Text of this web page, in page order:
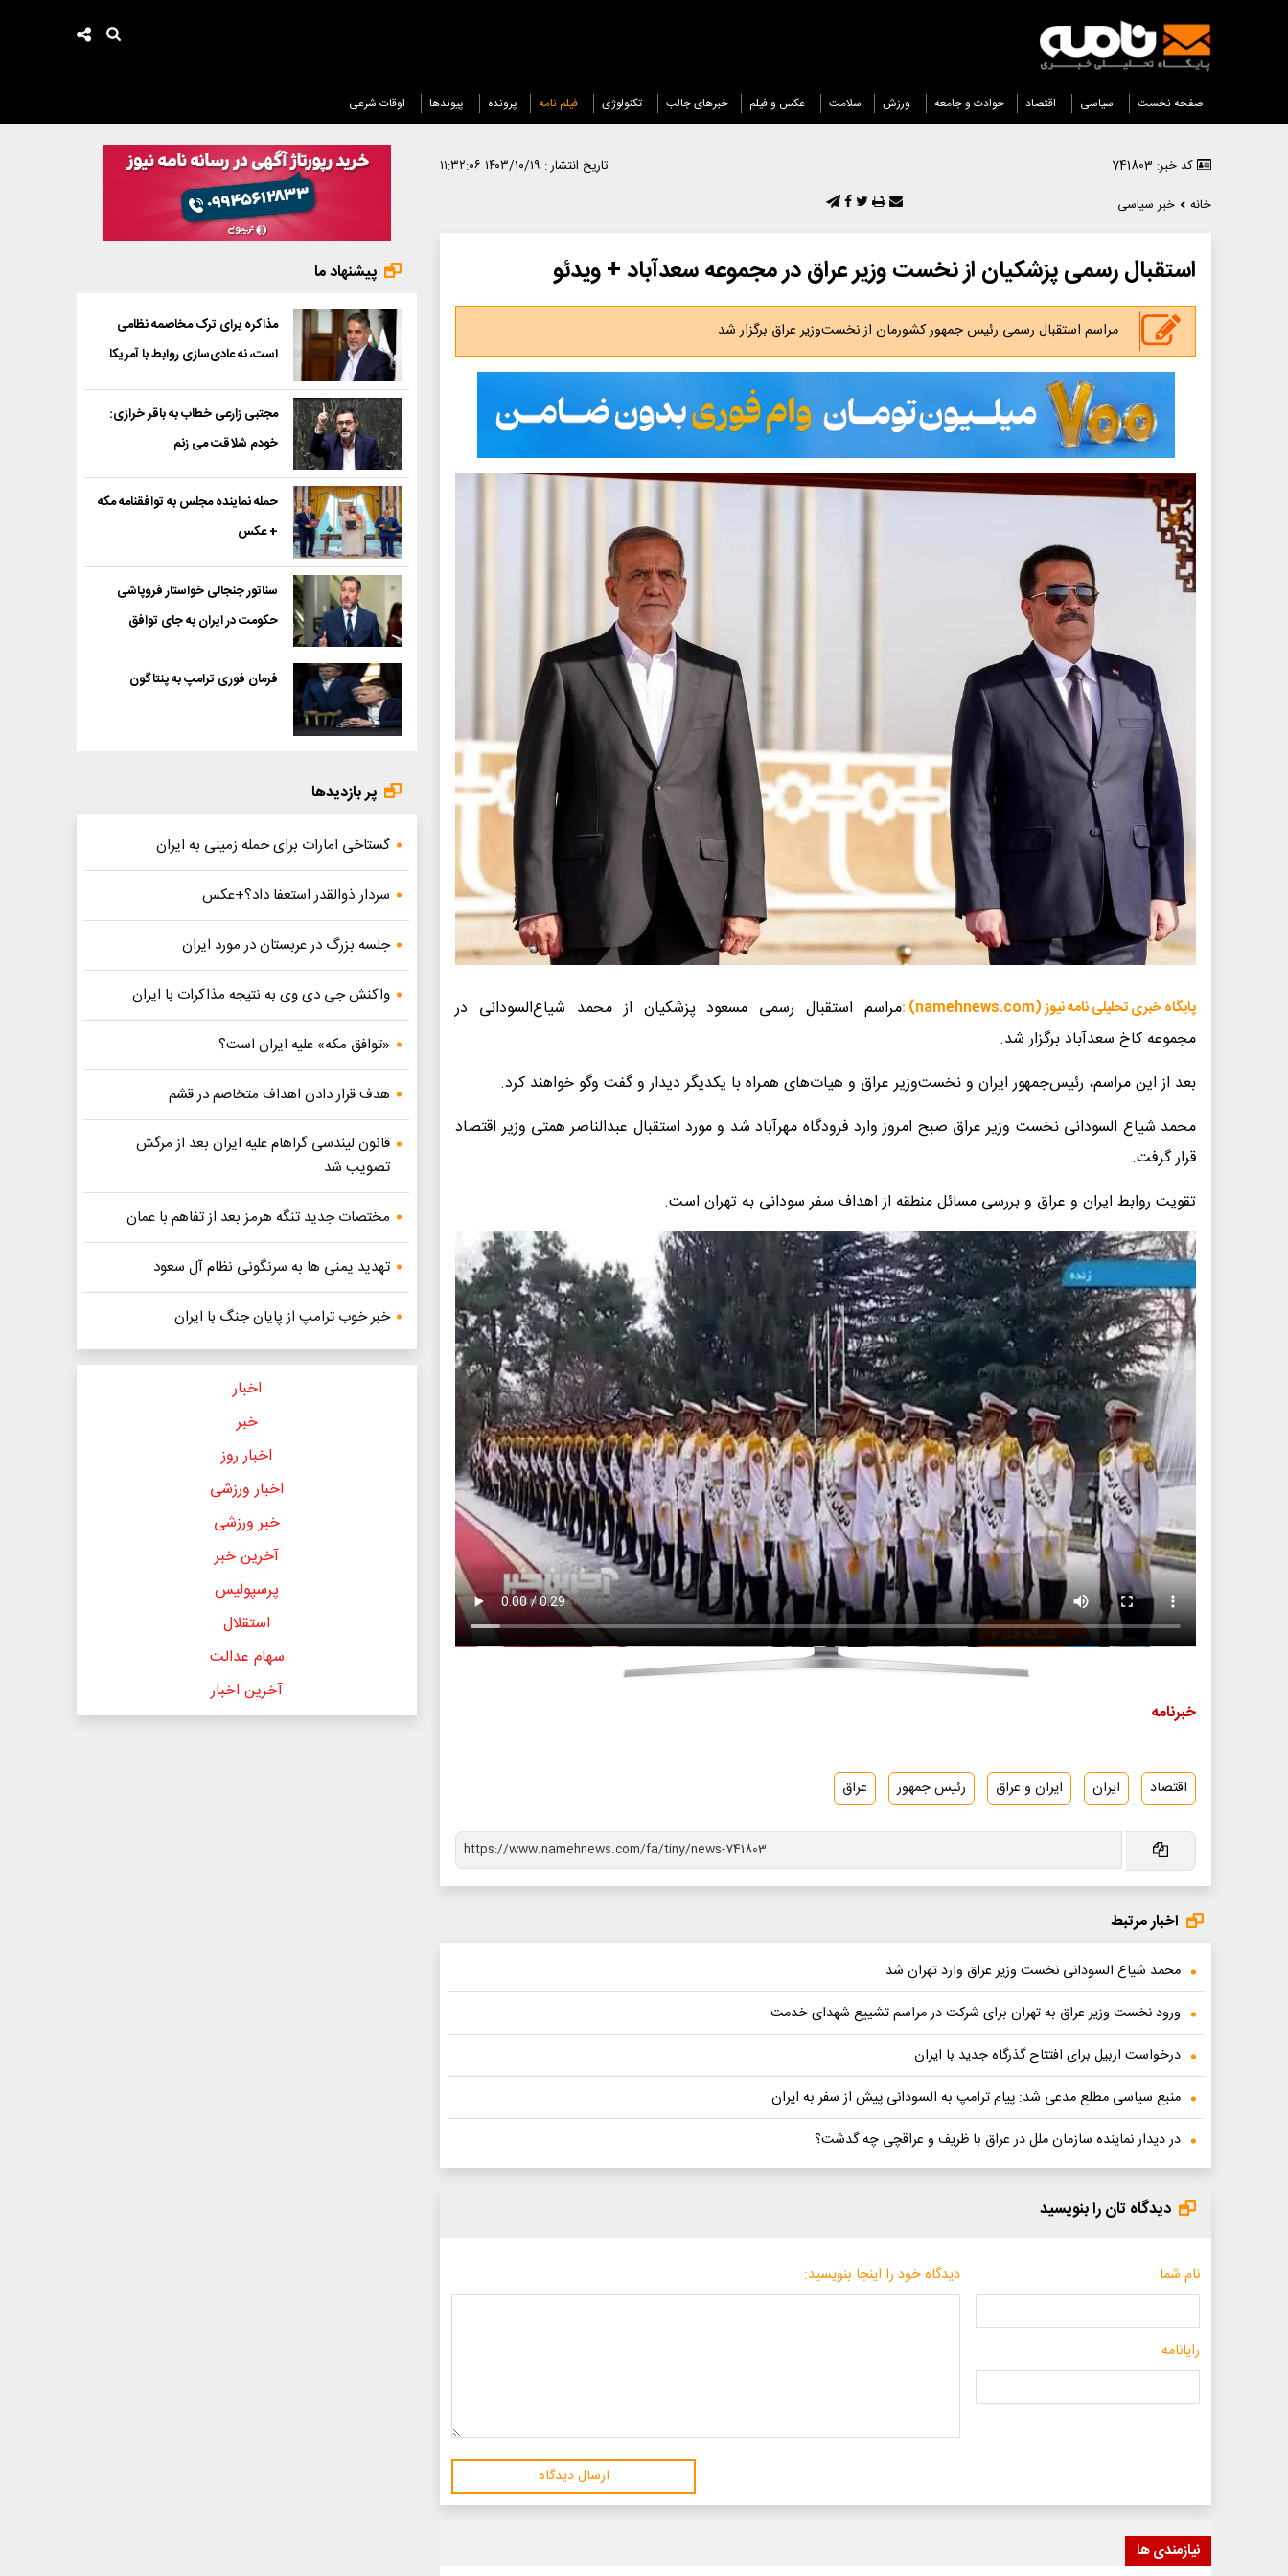
صفحه نخست سیاسی اقتصاد حوادث و جامعه ورزش سلامت عکس و فیلم خبرهای جالب تکنولوژی فیلم نامه پرونده پیوندها اوقات شرعی
کد خبر: 741803 تاریخ انتشار : ۱۴۰۳/۱۰/۱۹ ۱۱:۳۲:۰۶
خانه
خبر سیاسی
استقبال رسمی پزشکیان از نخست وزیر عراق در مجموعه سعدآباد + ویدئو
مراسم استقبال رسمی رئیس جمهور کشورمان از نخست‌وزیر عراق برگزار شد.
پایگاه خبری تحلیلی نامه نیوز (namehnews.com) :
مراسم استقبال رسمی مسعود پزشکیان از محمد شیاع‌السودانی در
مجموعه کاخ سعدآباد برگزار شد.
بعد از این مراسم، رئیس‌جمهور ایران و نخست‌وزیر عراق و هیات‌های همراه با یکدیگر دیدار و گفت وگو خواهند کرد.
محمد شیاع السودانی نخست وزیر عراق صبح امروز وارد فرودگاه مهرآباد شد و مورد استقبال عبدالناصر همتی وزیر اقتصاد
قرار گرفت.
تقویت روابط ایران و عراق و بررسی مسائل منطقه از اهداف سفر سودانی به تهران است.
خبرنامه
اقتصاد ایران ایران و عراق رئیس جمهور عراق
اخبار مرتبط
محمد شیاع السودانی نخست وزیر عراق وارد تهران شد
ورود نخست وزیر عراق به تهران برای شرکت در مراسم تشییع شهدای خدمت
درخواست اربیل برای افتتاح گذرگاه جدید با ایران
منبع سیاسی مطلع مدعی شد: پیام ترامپ به السودانی پیش از سفر به ایران
در دیدار نماینده سازمان‌ ملل در عراق با ظریف و عراقچی چه گدشت؟
دیدگاه تان را بنویسید
نام شما
رایانامه
دیدگاه خود را اینجا بنویسید:
ارسال دیدگاه
نیازمندی ها
پیشنهاد ما
مذاکره برای ترک مخاصمه نظامی
است، نه عادی‌سازی روابط با آمریکا
مجتبی زارعی خطاب به باقر خرازی:
خودم شلاقت می زنم
حمله نماینده مجلس به توافقنامه مکه
+ عکس
سناتور جنجالی خواستار فروپاشی
حکومت در ایران به جای توافق
فرمان فوری ترامپ به پنتاگون
پر بازدیدها
گستاخی امارات برای حمله زمینی به ایران
سردار ذوالقدر استعفا داد؟+عکس
جلسه بزرگ در عربستان در مورد ایران
واکنش جی دی وی به نتیجه مذاکرات با ایران
«توافق مکه» علیه ایران است؟
هدف قرار دادن اهداف متخاصم در قشم
قانون لیندسی گراهام علیه ایران بعد از مرگش
تصویب شد
مختصات جدید تنگه هرمز بعد از تفاهم با عمان
تهدید یمنی ها به سرنگونی نظام آل سعود
خبر خوب ترامپ از پایان جنگ با ایران
اخبار
خبر
اخبار روز
اخبار ورزشی
خبر ورزشی
آخرین خبر
پرسپولیس
استقلال
سهام عدالت
آخرین اخبار